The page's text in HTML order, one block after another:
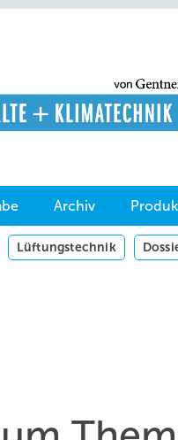
Archiv
Lüftungstechnik